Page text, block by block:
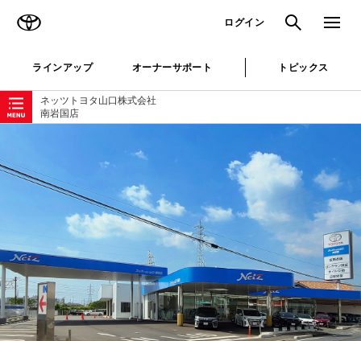
ログイン 検索 メニュ
ラインアップ オーナーサポート トピックス
ネッツトヨタ山口株式会社
南岩国店
ローカルナビゲーション